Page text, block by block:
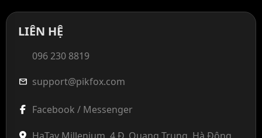
LIÊN HỆ
096 230 8819
mail support@pikfox.com
Facebook / Messenger